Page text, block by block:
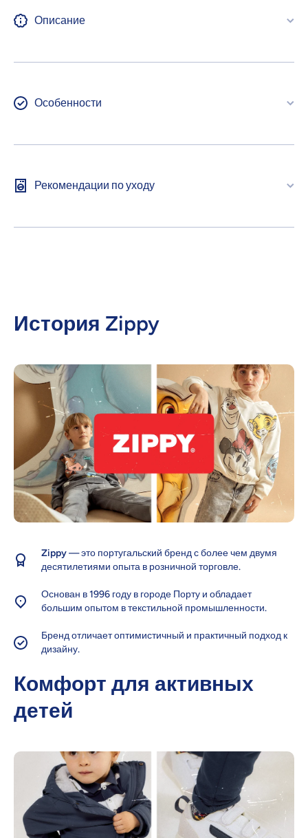
Описание
Особенности
Рекомендации по уходу
История Zippy
Zippy— это португальский бренд с более чем двумя
десятилетиями опыта в розничной торговле.
Основан в 1996 году в городе Порту и обладает
большим опытом в текстильной промышленности.
Бренд отличает оптимистичный и практичный подход к
дизайну.
Комфорт для активных
детей